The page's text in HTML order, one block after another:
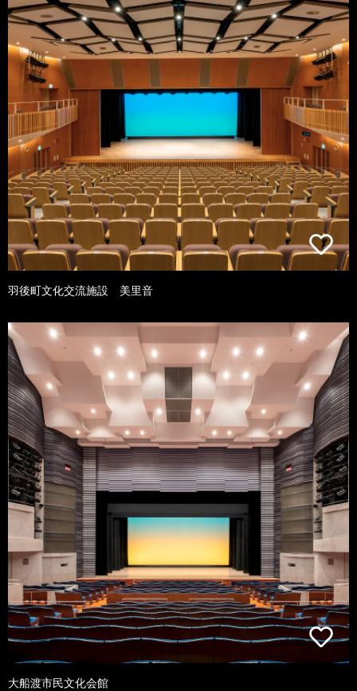
羽後町文化交流施設 美里音
大船渡市民文化会館